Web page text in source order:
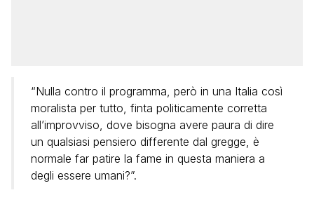
“Nulla contro il programma, però in una Italia così
moralista per tutto, finta politicamente corretta
all’improvviso, dove bisogna avere paura di dire
un qualsiasi pensiero differente dal gregge, è
normale far patire la fame in questa maniera a
degli essere umani?”.